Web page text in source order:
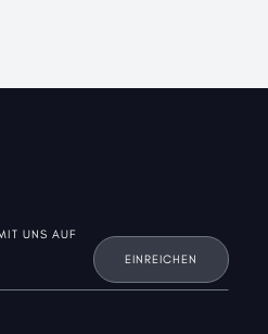
UNS AUF